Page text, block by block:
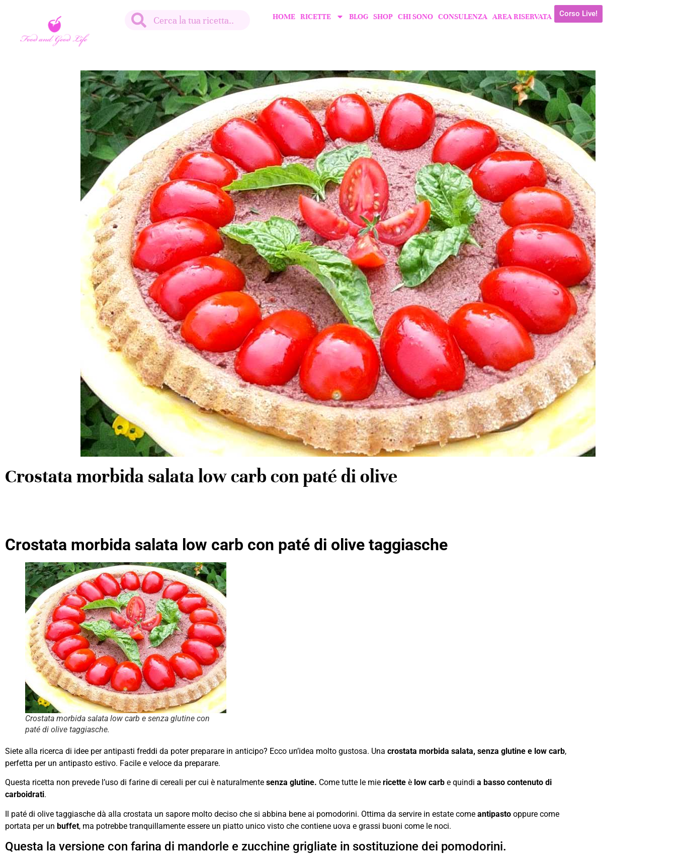
HOME RICETTE BLOG SHOP CHI SONO CONSULENZA AREA RISERVATA Corso Live!
Crostata morbida salata low carb con paté di olive
Crostata morbida salata low carb con paté di olive taggiasche
Crostata morbida salata low carb e senza glutine con
paté di olive taggiasche.
Siete alla ricerca di idee per antipasti freddi da poter preparare in anticipo? Ecco un’idea molto gustosa. Una crostata morbida salata, senza glutine e low carb,
perfetta per un antipasto estivo. Facile e veloce da preparare.
Questa ricetta non prevede l’uso di farine di cereali per cui è naturalmente senza glutine. Come tutte le mie ricette è low carb e quindi a basso contenuto di
carboidrati.
Il paté di olive taggiasche dà alla crostata un sapore molto deciso che si abbina bene ai pomodorini. Ottima da servire in estate come antipasto oppure come
portata per un buffet, ma potrebbe tranquillamente essere un piatto unico visto che contiene uova e grassi buoni come le noci.
Questa la versione con farina di mandorle e zucchine grigliate in sostituzione dei pomodorini.